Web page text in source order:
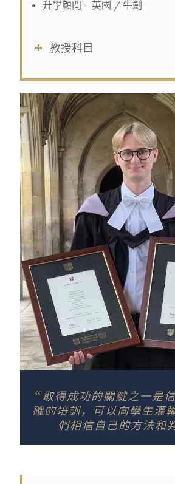
升學顧問 – 英國 / 牛劍
教授科目
“取得成功的關鍵之一是
確的培訓，可以向學生灌
們相信自己的方法和